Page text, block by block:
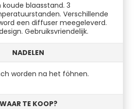
blaasstand. 3
Verschillende
een diffuser meegeleverd.
Gebruiksvriendelijk.
NADELEN
worden na het föhnen.
WAAR TE KOOP?